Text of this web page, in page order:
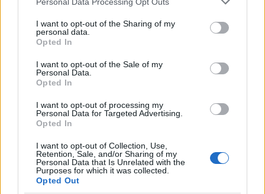
not limited to your visit or usage behaviour. You may click to
grant or deny consent to Google and its third-party tags to
use your data for below specified purposes in below Google
consent section.
I want to opt-out of the Sharing of my
personal data.
Opted In
I want to opt-out of the Sale of my
Personal Data.
Opted In
I want to opt-out of processing my
Personal Data for Targeted Advertising.
Opted In
I want to opt-out of Collection, Use,
Retention, Sale, and/or Sharing of my
Personal Data that Is Unrelated with the
Purposes for which it was collected.
Opted Out
A Madách színházi magyar fordítása a 15. idegen
nyelvűMamma Mia!
szövegkönyv. A dalszövegekről a
Sophie-t alakító
percig furcsa a magyar fordítás, utána már fel sem
tűnik, hogy az ABBA dalok nem az eredeti nyelven
megmutathatunk általa, kiválóan kell énekelni, játszani
és ráadásul végig táncolunk is. Sokan nem tudják, hogy
ABBA dalokat énekelni korántsem egyszerű. A sztorit is
nagyon szeretem, mindenki talál benne olyan részletet,